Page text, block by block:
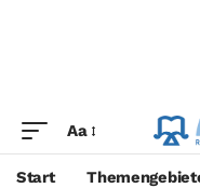
Aa
Start